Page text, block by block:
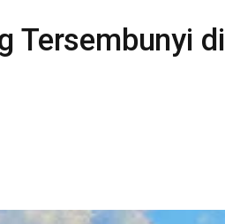
Tersembunyi di